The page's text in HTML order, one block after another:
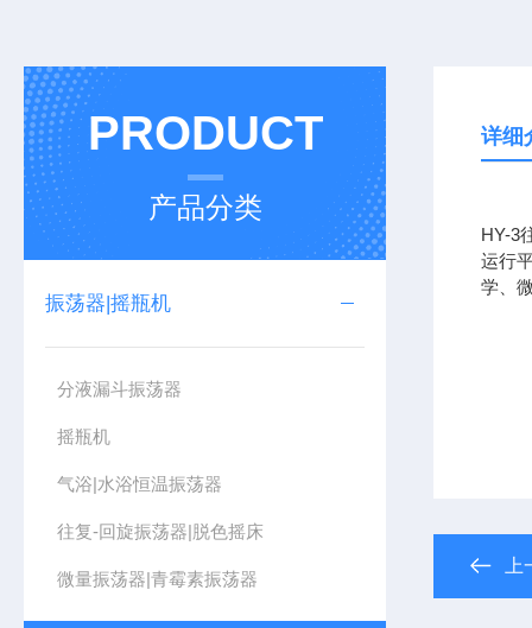
PRODUCT
产品分类
振荡器|摇瓶机
分液漏斗振荡器
摇瓶机
气浴|水浴恒温振荡器
往复-回旋振荡器|脱色摇床
微量振荡器|青霉素振荡器
详细
HY-3
运行
学、